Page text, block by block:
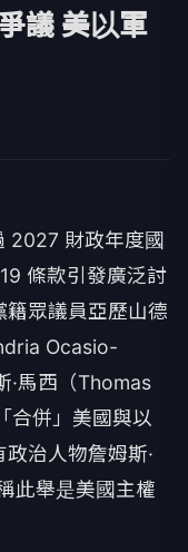
議 美以軍
2027 財政年度國
條款引發廣泛討
眾議員亞歷山德
Ocasio-
·馬西（Thomas
合併」美國與以
治人物詹姆斯·
此舉是美國主權